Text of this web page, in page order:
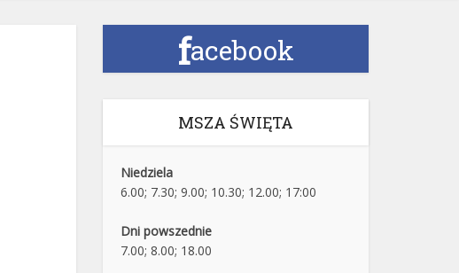
facebook
MSZA ŚWIĘTA
Niedziela
6.00; 7.30; 9.00; 10.30; 12.00; 17:00
Dni powszednie
7.00; 8.00; 18.00